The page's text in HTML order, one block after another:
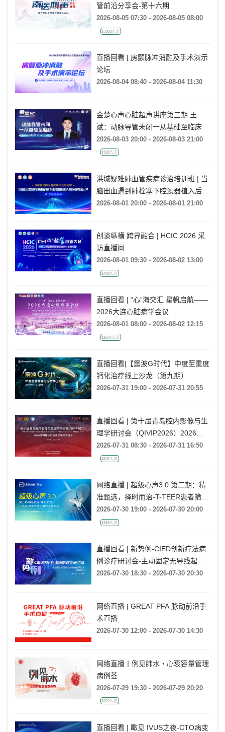
管前沿分享会-第十六期
2026-08-05 07:30 - 2026-08-05 08:00
15363人次
直播回看 | 房颤脉冲消融及手术演示
论坛
2026-08-04 08:40 - 2026-08-04 11:30
金楚心声心脏超声讲座第三期 王
斌：动脉导管未闭一从基础至临床
2026-08-03 20:00 - 2026-08-03 21:00
1522人次
洪城疑难肺血管疾病诊治培训班 | 当
脑出血遇到肺栓塞下腔滤器植入后何
时取出?
2026-08-01 20:00 - 2026-08-01 21:00
创谈纵横 跨界融合 | HCIC 2026 采
访直播间
2026-08-01 09:30 - 2026-08-02 13:00
1433人次
直播回看 | “心”海交汇 星帆启航——
2026大连心脏病学会议
2026-08-01 08:00 - 2026-08-02 12:15
11647人次
直播回看|【震波G时代】中度至重度
钙化治疗线上沙龙（第九期）
2026-07-31 19:00 - 2026-07-31 20:55
直播回看 | 第十届青岛腔内影像与生
理学研讨会（QIVIP2026）2026结
构性心脏病青岛学术交流会
2026-07-31 08:30 - 2026-07-31 16:50
4102人次
网络直播 | 超级心声3.0 第二期：精
准甄选，择时而治-T-TEER患者筛选
与最佳干预时机
2026-07-30 19:00 - 2026-07-30 20:00
1616人次
直播回看 | 新势例-CIED创新疗法病
例诊疗研讨会-主动固定无导线起搏
器病例研讨会——内蒙古站
2026-07-30 18:30 - 2026-07-30 20:30
网络直播 | GREAT PFA 脉动前沿手
术直播
2026-07-30 12:00 - 2026-07-30 14:30
网络直播丨例见肺水・心衰容量管理
病例荟
2026-07-29 19:30 - 2026-07-29 20:20
1022人次
直播回看 | 瞰见 IVUS之夜-CTO病变